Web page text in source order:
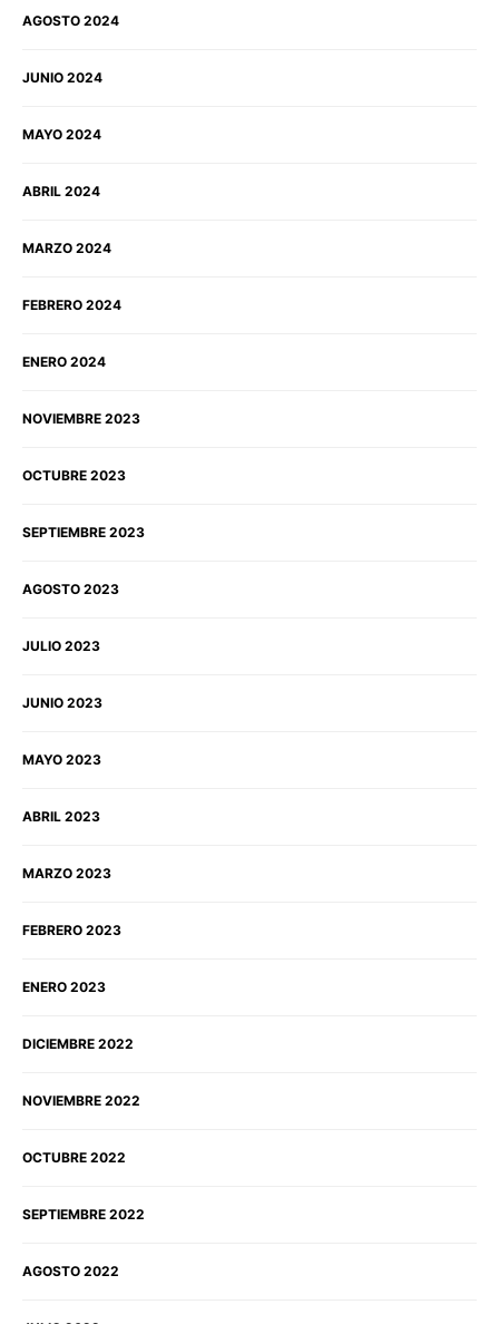
AGOSTO 2024
JUNIO 2024
MAYO 2024
ABRIL 2024
MARZO 2024
FEBRERO 2024
ENERO 2024
NOVIEMBRE 2023
OCTUBRE 2023
SEPTIEMBRE 2023
AGOSTO 2023
JULIO 2023
JUNIO 2023
MAYO 2023
ABRIL 2023
MARZO 2023
FEBRERO 2023
ENERO 2023
DICIEMBRE 2022
NOVIEMBRE 2022
OCTUBRE 2022
SEPTIEMBRE 2022
AGOSTO 2022